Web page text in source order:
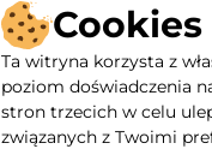
Cookies
Ta witryna korzysta z
poziom doświadczenia
stron trzecich w celu
związanych z Twoimi